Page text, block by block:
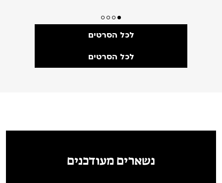
לכל הסרטים
לכל הסרטים
נשארים מעודכנים